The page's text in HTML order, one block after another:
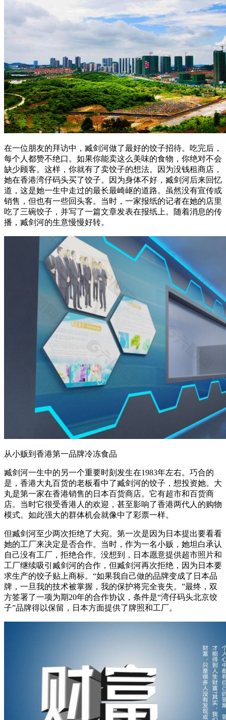
在一位朋友的拜访中，臧剑河做了最好的饺子招待。吃完后，
每个人都赞不绝口。如果你能卖这么美味的食物，你绝对不会
缺少顾客。这样，你就有了卖饺子的想法。因为没钱租商店，
她在香港湾仔码头买了饺子。因为身体不好，臧剑河后来回忆
道，这是她一生中走过的最长最崎岖的道路。虽然没有宣传或
销售，但也有一些回头客。当时，一家报纸的记者在她的店里
吃了三碗饺子，并写了一篇文章发表在报纸上。随着消息的传
播，臧剑河的生意慢慢好转。
从小贩到香港第一品牌冷冻食品
臧剑河一生中的另一个重要时刻发生在1983年左右。巧合的
是，香港大丸百货的老板看中了臧剑河的饺子，想投资她。大
丸是第一家在香港销售的日本百货商店。它有超市和百货商
店。当时它很受香港人的欢迎，甚至影响了香港两代人的购物
模式。如此强大的群体机会就像中了彩票一样。
但臧剑河至少两次拒绝了大宛。第一次是因为日本提出要看看
她的工厂来决定是否合作。当时，作为一名小贩，她坦白承认
自己没有工厂，拒绝合作。没想到，日本愿意提供超市照片和
工厂继续吸引臧剑河的合作，但臧剑河再次拒绝，因为日本要
求生产的饺子贴上商标。“如果我自己做的品牌变成了日本品
牌，一旦我的技术被掌握，我的保护将完全丧失。”最终，双
方签署了一项为期20年的合作协议，条件是“湾仔码头北京饺
子”品牌得以保留，日本方面提供了牌照和工厂。